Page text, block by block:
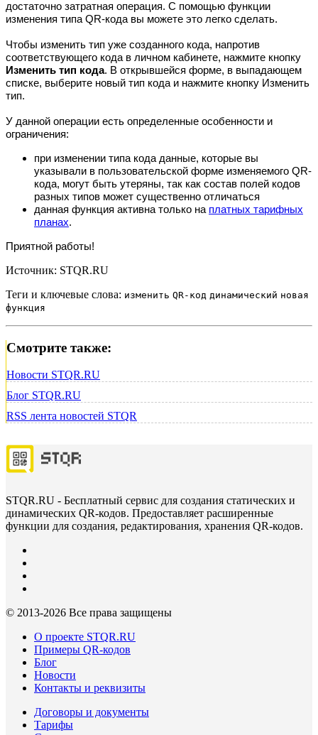
достаточно затратная операция. С помощью функции
изменения типа QR-кода вы можете это легко сделать.
Чтобы изменить тип уже созданного кода, напротив
соответствующего кода в личном кабинете, нажмите кнопку
Изменить тип кода. В открывшейся форме, в выпадающем
списке, выберите новый тип кода и нажмите кнопку Изменить
тип.
У данной операции есть определенные особенности и
ограничения:
при изменении типа кода данные, которые вы
указывали в пользовательской форме изменяемого QR-
кода, могут быть утеряны, так как состав полей кодов
разных типов может существенно отличаться
данная функция активна только на платных тарифных
планах.
Приятной работы!
Источник: STQR.RU
Теги и ключевые слова: изменить QR-код динамический новая
функция
Смотрите также:
Новости STQR.RU
Блог STQR.RU
RSS лента новостей STQR
STQR.RU - Бесплатный сервис для создания статических и
динамических QR-кодов. Предоставляет расширенные
функции для создания, редактирования, хранения QR-кодов.
© 2013-2026 Все права защищены
О проекте STQR.RU
Примеры QR-кодов
Блог
Новости
Контакты и реквизиты
Договоры и документы
Тарифы